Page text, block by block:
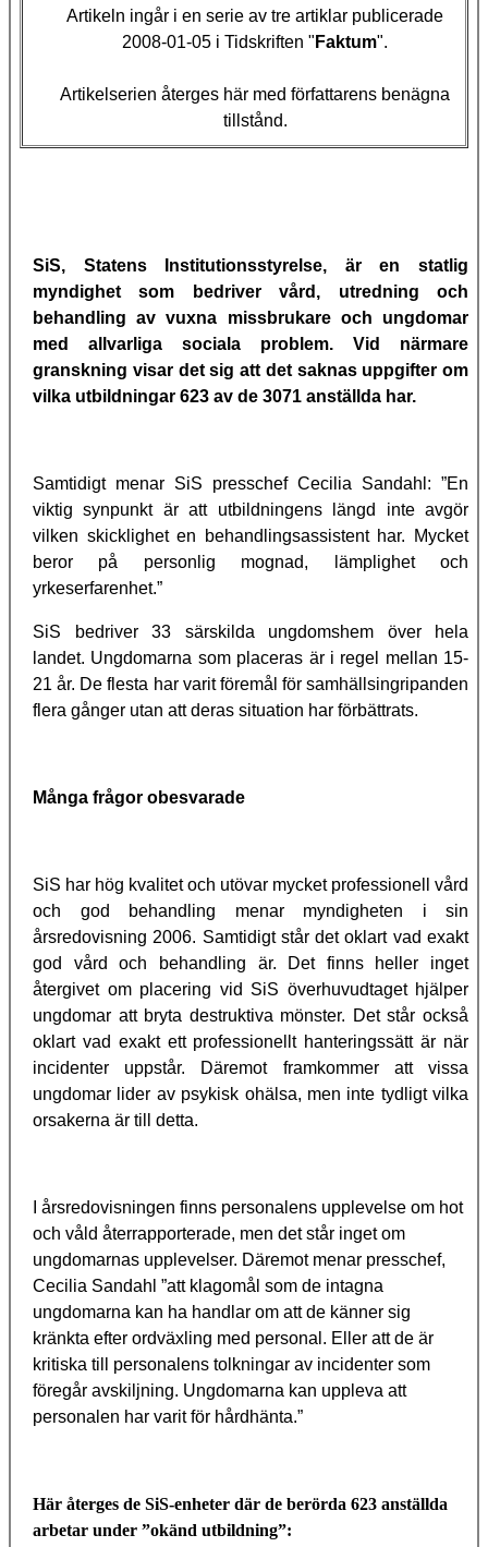
Artikeln ingår i en serie av tre artiklar publicerade
2008-01-05 i Tidskriften " Faktum".
Artikelserien återges här med författarens benägna
tillstånd.
SiS, Statens Institutionsstyrelse, är en statlig
myndighet som bedriver vård, utredning och
behandling av vuxna missbrukare och ungdomar
med allvarliga sociala problem. Vid närmare
granskning visar det sig att det saknas uppgifter om
vilka utbildningar 623 av de 3071 anställda har.
Samtidigt menar SiS presschef Cecilia Sandahl: ”En
viktig synpunkt är att utbildningens längd inte avgör
vilken skicklighet en behandlingsassistent har. Mycket
beror på personlig mognad, lämplighet och
yrkeserfarenhet.”
SiS bedriver 33 särskilda ungdomshem över hela
landet. Ungdomarna som placeras är i regel mellan 15-
21 år. De flesta har varit föremål för samhällsingripanden
flera gånger utan att deras situation har förbättrats.
Många frågor obesvarade
SiS har hög kvalitet och utövar mycket professionell vård
och god behandling menar myndigheten i sin
årsredovisning 2006. Samtidigt står det oklart vad exakt
god vård och behandling är. Det finns heller inget
återgivet om placering vid SiS överhuvudtaget hjälper
ungdomar att bryta destruktiva mönster. Det står också
oklart vad exakt ett professionellt hanteringssätt är när
incidenter uppstår. Däremot framkommer att vissa
ungdomar lider av psykisk ohälsa, men inte tydligt vilka
orsakerna är till detta.
I årsredovisningen finns personalens upplevelse om hot
och våld återrapporterade, men det står inget om
ungdomarnas upplevelser. Däremot menar presschef,
Cecilia Sandahl ”att klagomål som de intagna
ungdomarna kan ha handlar om att de känner sig
kränkta efter ordväxling med personal. Eller att de är
kritiska till personalens tolkningar av incidenter som
föregår avskiljning. Ungdomarna kan uppleva att
personalen har varit för hårdhänta.”
Här återges de SiS-enheter där de berörda 623 anställda
arbetar under ”okänd utbildning”: